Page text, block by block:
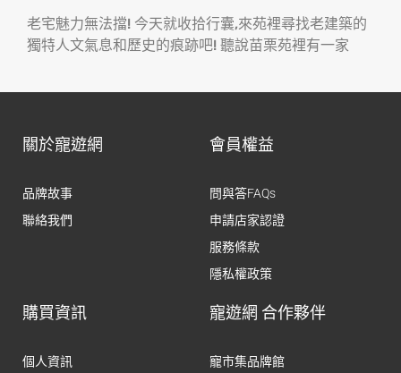
老宅魅力無法擋! 今天就收拾行囊,來苑裡尋找老建築的
獨特人文氣息和歷史的痕跡吧! 聽說苗栗苑裡有一家
關於寵遊網
品牌故事
聯絡我們
會員權益
問與答FAQs
申請店家認證
服務條款
隱私權政策
購買資訊
個人資訊
寵遊網 合作夥伴
寵市集品牌館